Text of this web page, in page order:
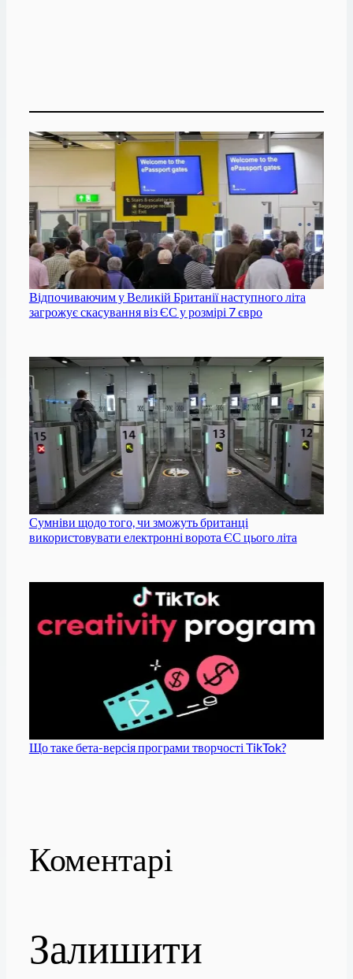
Відпочиваючим у Великій Британії наступного літа
загрожує скасування віз ЄС у розмірі 7 євро
Сумніви щодо того, чи зможуть британці
використовувати електронні ворота ЄС цього літа
Що таке бета-версія програми творчості TikTok?
Коментарі
Залишити